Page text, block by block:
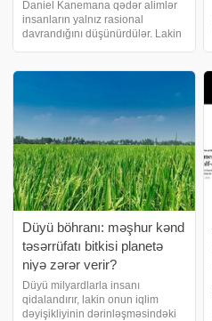
Daniel Kanemana qədər alimlər
insanların yalnız rasional
davrandığını düşünürdülər. Lakin
koqniti
Düyü böhranı: məşhur kənd
təsərrüfatı bitkisi planetə
niyə zərər verir?
Düyü milyardlarla insanı
qidalandırır, lakin onun iqlim
dəyişikliyinin dərinləşməsindəki